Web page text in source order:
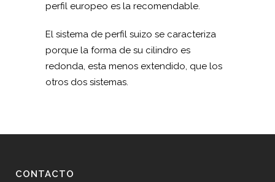
perfil europeo es la recomendable.
El sistema de perfil suizo se caracteriza
porque la forma de su cilindro es
redonda, esta menos extendido, que los
otros dos sistemas.
CONTACTO